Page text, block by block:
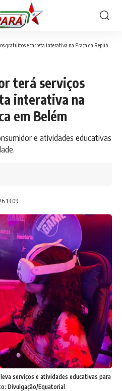
e carreta interativa na Praça da República em Belém
terá serviços
interativa na
em Belém
e atividades educativas
13:09
serviços e atividades educativas para
Divulgação/Equatorial